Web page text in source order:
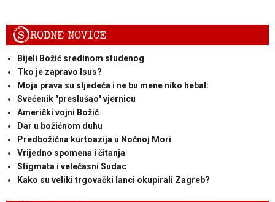
SRODNE NOVICE
Bijeli Božić sredinom studenog
Tko je zapravo Isus?
Moja prava su sljedeća i ne bu mene niko hebal:
Svećenik "preslušao" vjernicu
Američki vojni Božić
Dar u božićnom duhu
Predbožićna kurtoazija u Noćnoj Mori
Vrijedno spomena i čitanja
Stigmata i velečasni Sudac
Kako su veliki trgovački lanci okupirali Zagreb?